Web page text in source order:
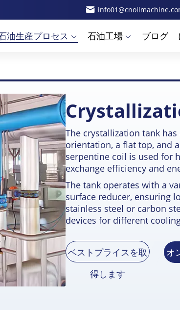
油生産プロセス 石油工場 ブログ
The crystallization tank
orientation, a flat top, and
serpentine coil is used for
exchange efficiency and
The tank operates with a
surface reducer, ensuring
stainless steel or carbon
devices for different
ベストプライスを取
得します
オ